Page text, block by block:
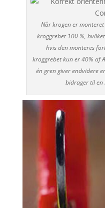
Når krogen er
kroggrebet 100 %,
hvis den monteres
kroggrebet kun er 40% af
én gren giver endvidere
bidrager til en